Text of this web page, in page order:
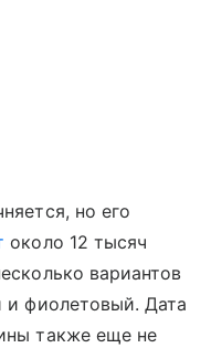
но его
около 12 тысяч
вариантов
и фиолетовый. Дата
также еще не